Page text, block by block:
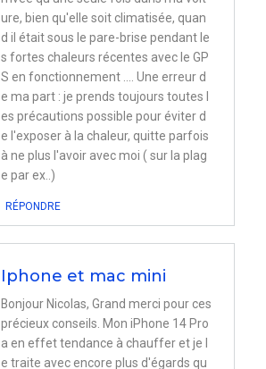
ure, bien qu'elle soit climatisée, quan
d il était sous le pare-brise pendant le
s fortes chaleurs récentes avec le GP
S en fonctionnement .... Une erreur d
e ma part : je prends toujours toutes l
es précautions possible pour éviter d
e l'exposer à la chaleur, quitte parfois
à ne plus l'avoir avec moi ( sur la plag
e par ex..)
RÉPONDRE
Iphone et mac mini
Bonjour Nicolas, Grand merci pour ces
précieux conseils. Mon iPhone 14 Pro
a en effet tendance à chauffer et je l
e traite avec encore plus d'égards qu